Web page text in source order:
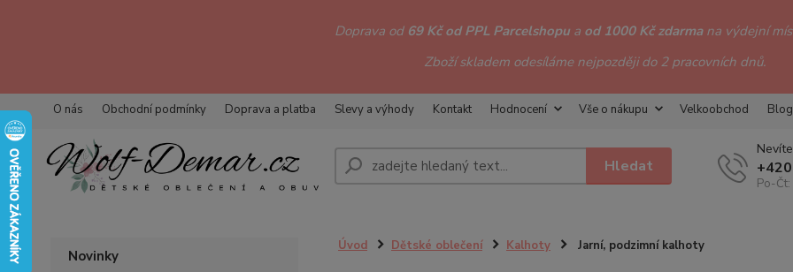
Doprava od 69 Kč od PPL Parcelshopua od 1000 Kč zdarma na výdejní
Zboží skladem odesíláme nejpozději do 2 pracovních dnů.
O nás Obchodní podmínky Doprava a platba Slevy a výhody Kontakt Hodnocení Vše o nákupu Velkoobchod Blog
Hledat
Po-
Novinky
Úvod Dětské oblečení Kalhoty Jarní, podzimní kalhoty